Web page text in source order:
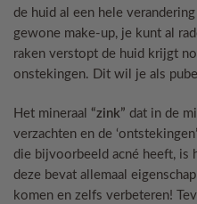
de huid al een hele
gewone make-up, je kunt al
raken verstopt de huid krijgt
onstekingen. Dit wil je als
Het mineraal “zink” dat in de
verzachten en de
die bijvoorbeeld acné heeft, is
deze bevat allemaal
komen en zelfs verbeteren!